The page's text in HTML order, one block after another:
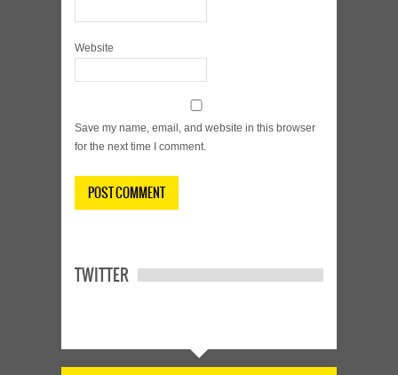
Website
Save my name, email, and website in this browser
for the next time I comment.
TWITTER